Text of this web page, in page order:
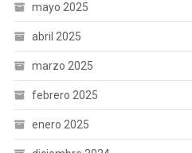
mayo 2025
abril 2025
marzo 2025
febrero 2025
enero 2025